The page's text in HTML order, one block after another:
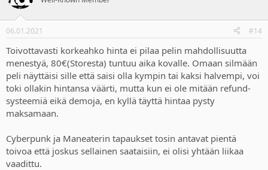
i
s
06.01.2021 #14
Toivottavasti korkeahko hinta ei pilaa pelin mahdollisuutta
menestyä, 80€(Storesta) tuntuu aika kovalle. Omaan silmään
peli näyttäisi sille että saisi olla kympin tai kaksi halvempi, voi
toki ollakin hintansa väärti, mutta kun ei ole mitään refund-
systeemiä eikä demoja, en kyllä täyttä hintaa pysty
maksamaan.
Cyberpunk ja Maneaterin tapaukset tosin antavat pientä
toivoa että joskus sellainen saataisiin, ei olisi yhtään liikaa
vaadittu.